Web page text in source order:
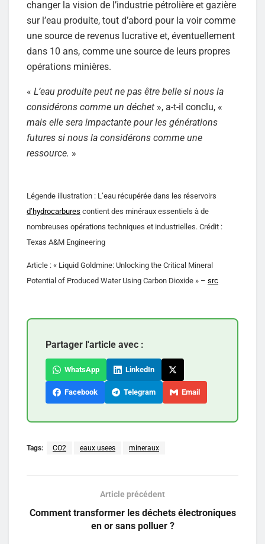
changer la vision de l’industrie pétrolière et gazière
sur l’eau produite, tout d’abord pour la voir comme
une source de revenus lucrative et, éventuellement
dans 10 ans, comme une source de leurs propres
opérations minières.
« L’eau produite peut ne pas être belle si nous la
considérons comme un déchet », a-t-il conclu, «
mais elle sera impactante pour les générations
futures si nous la considérons comme une
ressource. »
Légende illustration : L’eau récupérée dans les réservoirs
d’hydrocarbures contient des minéraux essentiels à de
nombreuses opérations techniques et industrielles. Crédit :
Texas A&M Engineering
Article : « Liquid Goldmine: Unlocking the Critical Mineral
Potential of Produced Water Using Carbon Dioxide » – src
Partager l'article avec :
WhatsApp LinkedIn
Facebook Telegram Email
Tags: CO2 eaux usees mineraux
Article précédent
Comment transformer les déchets électroniques
en or sans polluer ?